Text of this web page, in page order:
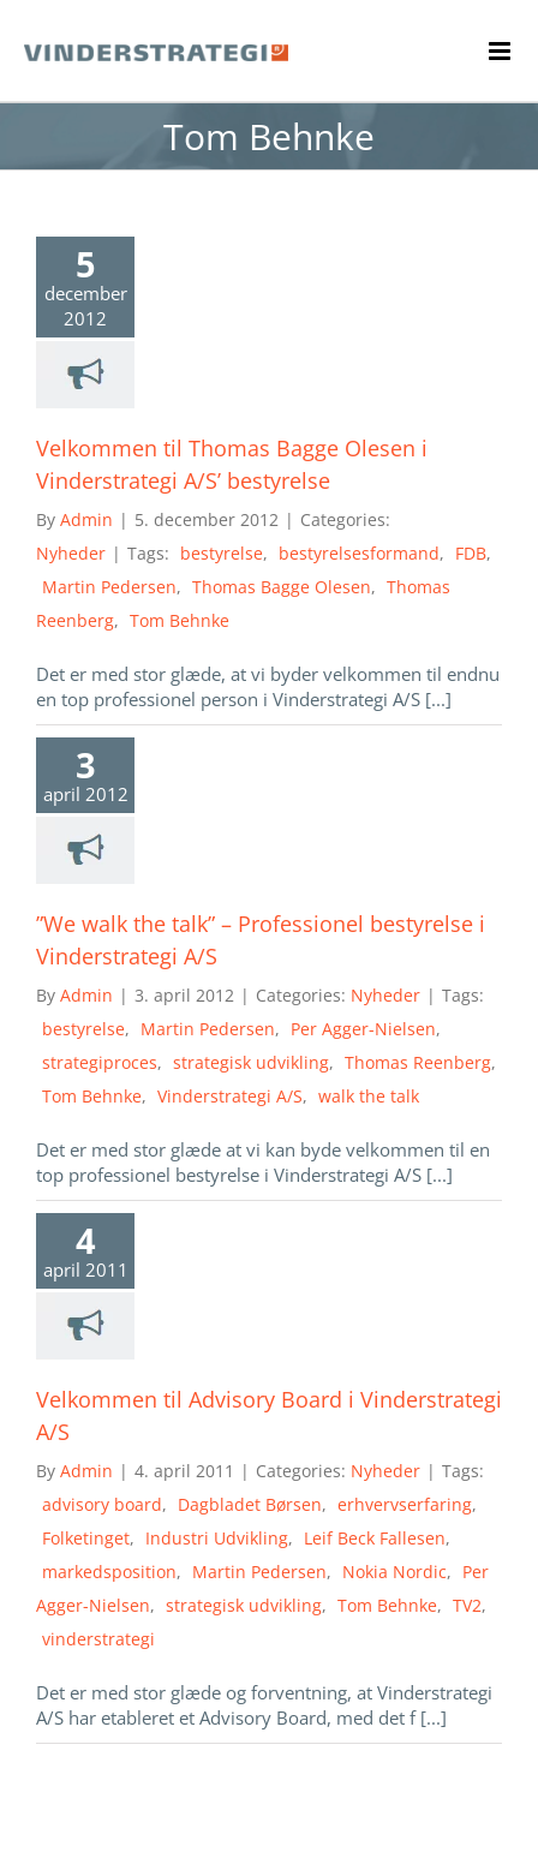
content
Tom Behnke
5
december
2012
Velkommen til Thomas Bagge Olesen i
Vinderstrategi A/S’ bestyrelse
By Admin | 5. december 2012 | Categories:
Nyheder | Tags: bestyrelse, bestyrelsesformand, FDB,
Martin Pedersen, Thomas Bagge Olesen, Thomas
Reenberg, Tom Behnke
Det er med stor glæde, at vi byder velkommen til endnu
en top professionel person i Vinderstrategi A/S [...]
3
april 2012
”We walk the talk” – Professionel bestyrelse i
Vinderstrategi A/S
By Admin | 3. april 2012 | Categories: Nyheder | Tags:
bestyrelse, Martin Pedersen, Per Agger-Nielsen,
strategiproces, strategisk udvikling, Thomas Reenberg,
Tom Behnke, Vinderstrategi A/S, walk the talk
Det er med stor glæde at vi kan byde velkommen til en
top professionel bestyrelse i Vinderstrategi A/S [...]
4
april 2011
Velkommen til Advisory Board i Vinderstrategi
A/S
By Admin | 4. april 2011 | Categories: Nyheder | Tags:
advisory board, Dagbladet Børsen, erhvervserfaring,
Folketinget, Industri Udvikling, Leif Beck Fallesen,
markedsposition, Martin Pedersen, Nokia Nordic, Per
Agger-Nielsen, strategisk udvikling, Tom Behnke, TV2,
vinderstrategi
Det er med stor glæde og forventning, at Vinderstrategi
A/S har etableret et Advisory Board, med det f [...]